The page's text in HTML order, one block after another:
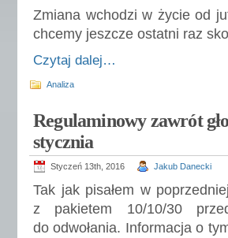
Zmiana wchodzi w życie od
chcemy jeszcze ostatni raz
Czytaj dalej…
Analiza
Regulaminowy zawrót
stycznia
Styczeń 13th, 2016 Jakub Danecki
Tak jak pisałem w
z pakietem 10/10/30
do odwołania. Informacja o